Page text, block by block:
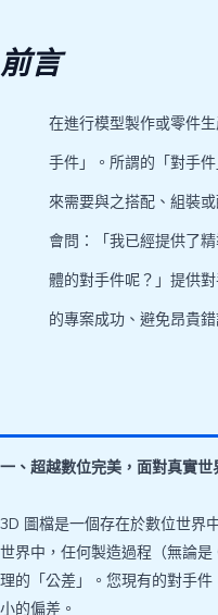
前言
在進行模型製作或零件
手件」。所謂的「對手
來需要與之搭配、組裝
會問：「我已經提供了
體的對手件呢？」提供
的專案成功、避免昂貴
一、超越數位完美，面對真實世
3D 圖檔是一個存在於數位世界
世界中，任何製造過程（無論
理的「公差」。您現有的對手
小的偏差。